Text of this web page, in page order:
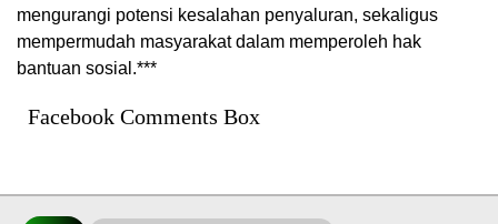
mengurangi potensi kesalahan penyaluran, sekaligus
mempermudah masyarakat dalam memperoleh hak
bantuan sosial.***
Facebook Comments Box